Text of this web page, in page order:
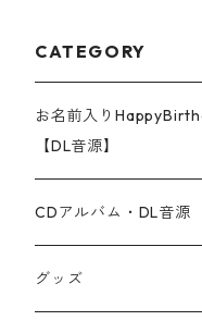
CATEGORY
お名前入り
【DL音源】
ア行〜カ・ガ行のお名前
高音質WAV500円
サ・ザ行〜タ・ダ行の
CDアルバム・DL音源
ダウンロード音源
グッズ